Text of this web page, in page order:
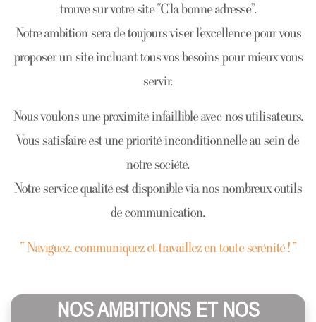
trouve sur votre site “C’la bonne adresse”.
Notre ambition sera de toujours viser l’excellence pour vous
proposer un site incluant tous vos besoins pour mieux vous
servir.
Nous voulons une proximité infaillible avec nos utilisateurs.
Vous satisfaire est une priorité inconditionnelle au sein de
notre société.
Notre service qualité est disponible via nos nombreux outils
de communication.
“ Naviguez, communiquez et travaillez en toute sérénité ! ”
NOS AMBITIONS ET NOS